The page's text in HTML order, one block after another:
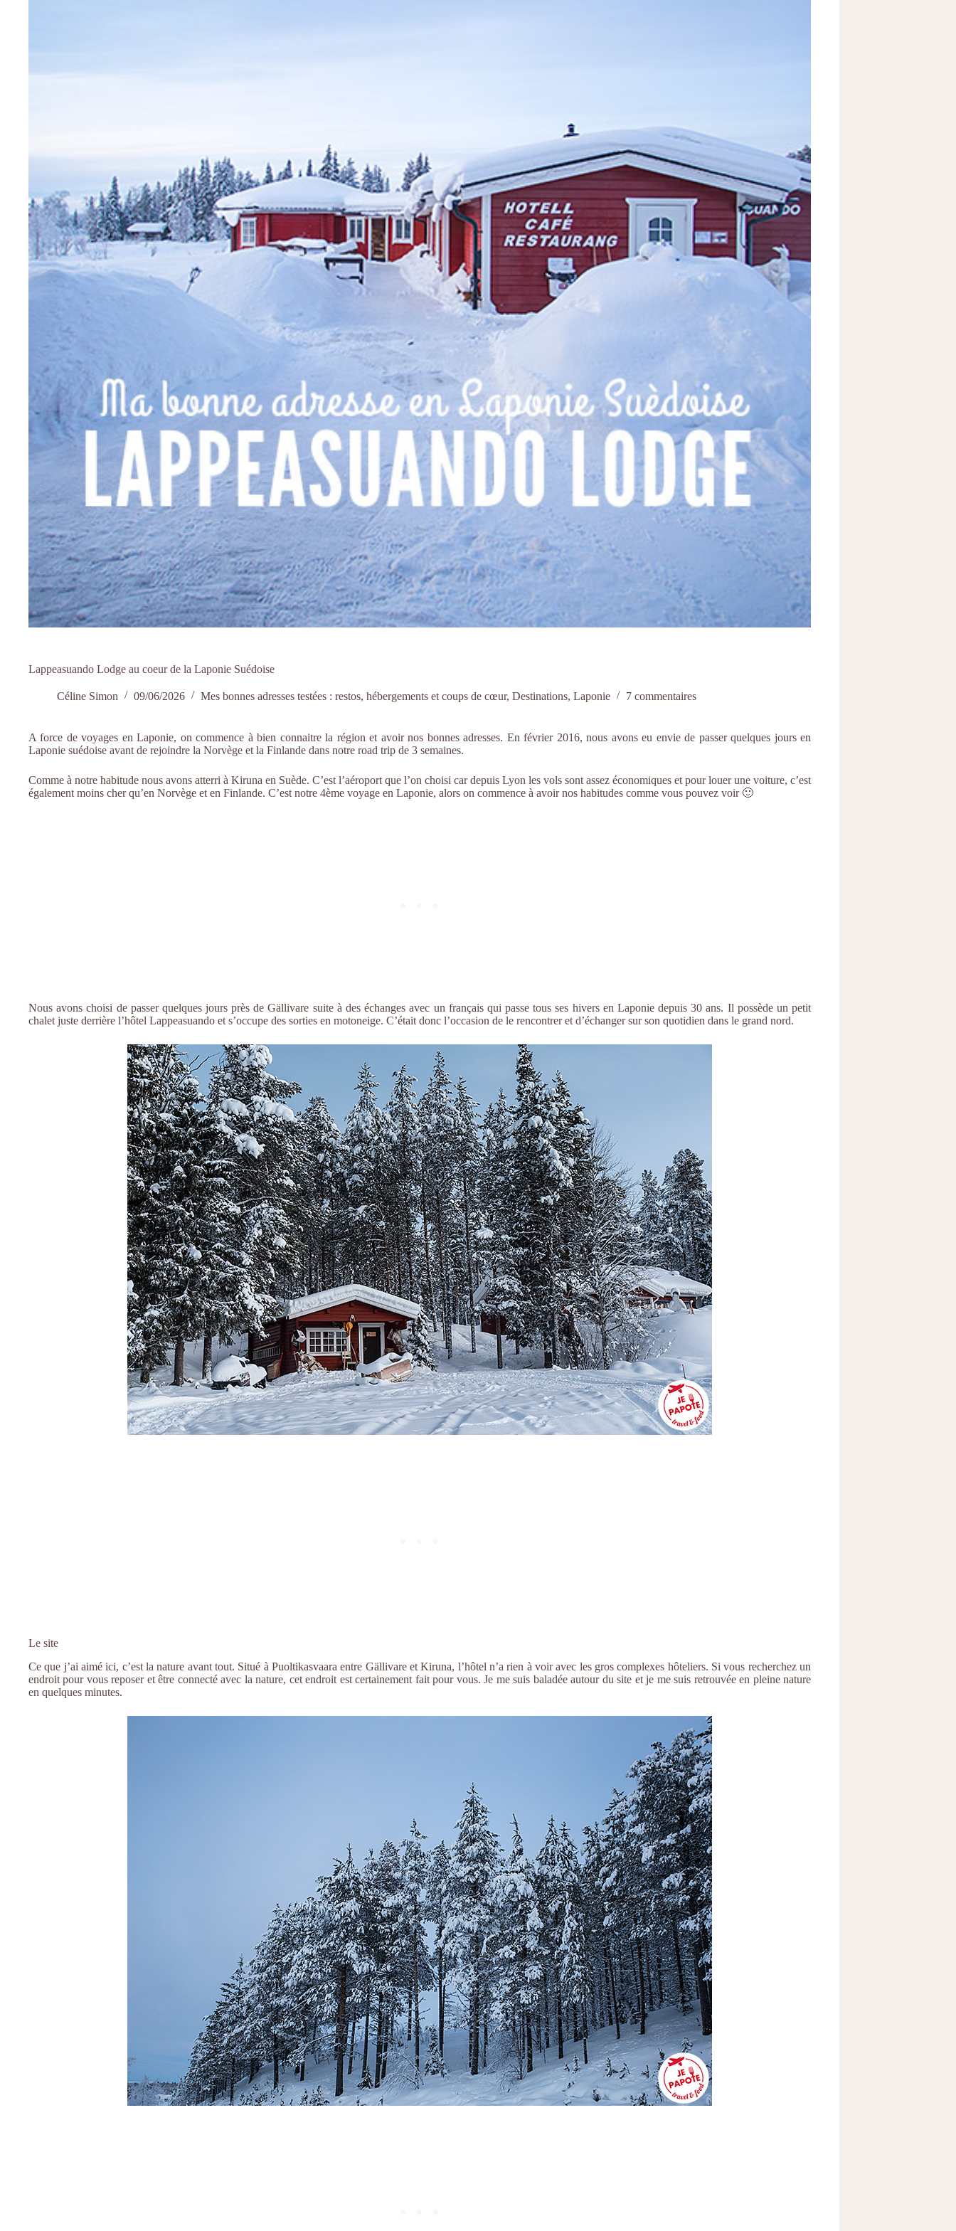
Lappeasuando Lodge au coeur de la Laponie Suédoise
Céline Simon 09/06/2026 Mes bonnes adresses testées : restos, hébergements et coups de cœur, Destinations, Laponie 7 commentaires
A force de voyages en Laponie, on commence à bien connaitre la région et avoir nos bonnes adresses. En février 2016, nous avons eu envie de passer quelques jours en
Laponie suédoise avant de rejoindre la Norvège et la Finlande dans notre road trip de 3 semaines.
Comme à notre habitude nous avons atterri à Kiruna en Suède. C’est l’aéroport que l’on choisi car depuis Lyon les vols sont assez économiques et pour louer une voiture, c’est
également moins cher qu’en Norvège et en Finlande. C’est notre 4ème voyage en Laponie, alors on commence à avoir nos habitudes comme vous pouvez voir 🙂
Nous avons choisi de passer quelques jours près de Gällivare suite à des échanges avec un français qui passe tous ses hivers en Laponie depuis 30 ans. Il possède un petit
chalet juste derrière l’hôtel Lappeasuando et s’occupe des sorties en motoneige. C’était donc l’occasion de le rencontrer et d’échanger sur son quotidien dans le grand nord.
Le site
Ce que j’ai aimé ici, c’est la nature avant tout. Situé à Puoltikasvaara entre Gällivare et Kiruna, l’hôtel n’a rien à voir avec les gros complexes hôteliers. Si vous recherchez un
endroit pour vous reposer et être connecté avec la nature, cet endroit est certainement fait pour vous. Je me suis baladée autour du site et je me suis retrouvée en pleine nature
en quelques minutes.